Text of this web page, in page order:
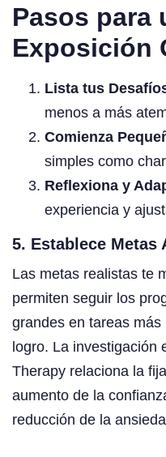
Pasos para
Exposición
Lista tus
menos a más
Comienza
simples como
Reflexiona y
experiencia y
5. Establece Metas
Las metas realistas te
permiten seguir los
grandes en tareas
logro. La investigación
Therapy relaciona la
aumento de la
reducción de la